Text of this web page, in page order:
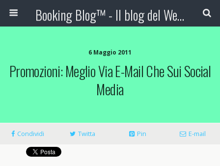
Booking Blog™ - Il blog del Web Marketing Turistico
6 Maggio 2011
Promozioni: Meglio Via E-Mail Che Sui Social
Media
Condividi Twitta Pin E-mail